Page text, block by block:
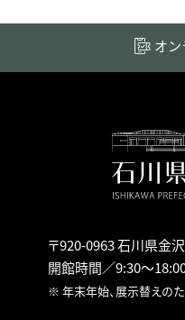
オ
〒920-0963 石川県金
開館時間／9:30～
※ 年末年始、展示替えの